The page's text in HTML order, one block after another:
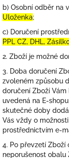
b) Osobní odběr na
Uloženka;
c) Doručení
PPL CZ, DHL,
2. Zboží je možné
3. Doba doručení
zvoleném způsobu
doručení Zboží
uvedená na E-
skutečné doby
Vás vždy o
prostřednictvím e-
4. Po převzetí
neporušenost